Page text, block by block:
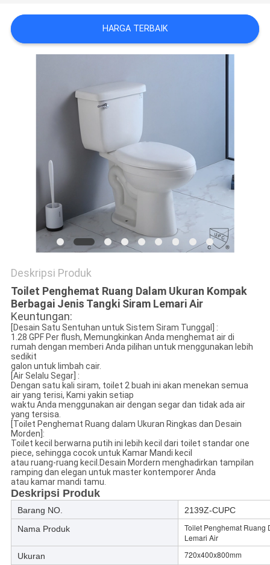
POLICY
HARGA TERBAIK
Deskripsi Produk
Toilet Penghemat Ruang Dalam Ukuran Kompak
Berbagai Jenis Tangki Siram Lemari Air
Keuntungan:
[Desain Satu Sentuhan untuk Sistem Siram Tunggal] :
1.28 GPF Per flush, Memungkinkan Anda menghemat air di
rumah dengan memberi Anda pilihan untuk menggunakan lebih
sedikit
galon untuk limbah cair.
[Air Selalu Segar] :
Dengan satu kali siram, toilet 2 buah ini akan menekan semua
air yang terisi, Kami yakin setiap
waktu Anda menggunakan air dengan segar dan tidak ada air
yang tersisa.
[Toilet Penghemat Ruang dalam Ukuran Ringkas dan Desain
Morden]:
Toilet kecil berwarna putih ini lebih kecil dari toilet standar one
piece, sehingga cocok untuk Kamar Mandi kecil
atau ruang-ruang kecil.Desain Mordern menghadirkan tampilan
ramping dan elegan untuk master kontemporer Anda
atau kamar mandi tamu.
Deskripsi Produk
Barang NO.
2139Z-CUPC
Nama Produk
Toilet Penghemat Ruang
Lemari Air
Ukuran 720x400x800mm